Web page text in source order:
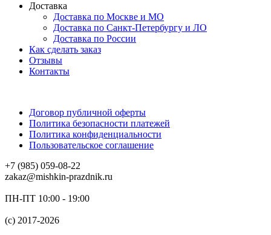
Доставка
Доставка по Москве и МО
Доставка по Санкт-Петербургу и ЛО
Доставка по России
Как сделать заказ
Отзывы
Контакты
Договор публичной оферты
Политика безопасности платежей
Политика конфиденциальности
Пользовательское соглашение
+7 (985) 059-08-22
zakaz@mishkin-prazdnik.ru
ПН-ПТ 10:00 - 19:00
(c) 2017-2026